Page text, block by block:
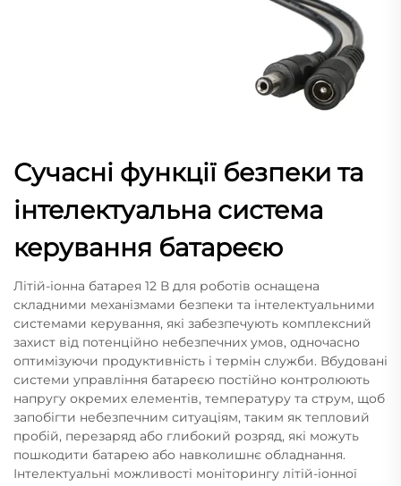
Сучасні функції безпеки та
інтелектуальна система
керування батареєю
Літій-іонна батарея 12 В для роботів оснащена
складними механізмами безпеки та інтелектуальними
системами керування, які забезпечують комплексний
захист від потенційно небезпечних умов, одночасно
оптимізуючи продуктивність і термін служби. Вбудовані
системи управління батареєю постійно контролюють
напругу окремих елементів, температуру та струм, щоб
запобігти небезпечним ситуаціям, таким як тепловий
пробій, перезаряд або глибокий розряд, які можуть
пошкодити батарею або навколишнє обладнання.
Інтелектуальні можливості моніторингу літій-іонної